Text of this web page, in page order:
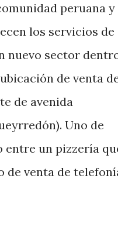
peruana y
los servicios de
nuevo sector
de venta
de avenida
Uno de
entre un pizzería
de venta de